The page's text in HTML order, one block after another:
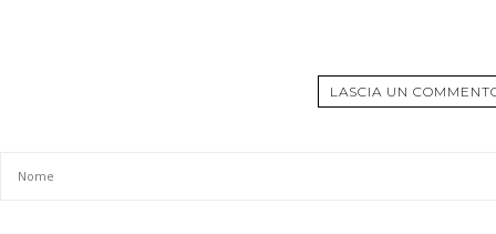
LASCIA UN